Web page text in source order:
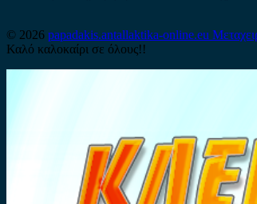
© 2026 papadakis.antallaktika-online.eu
Καλό καλοκαίρι σε όλους!!